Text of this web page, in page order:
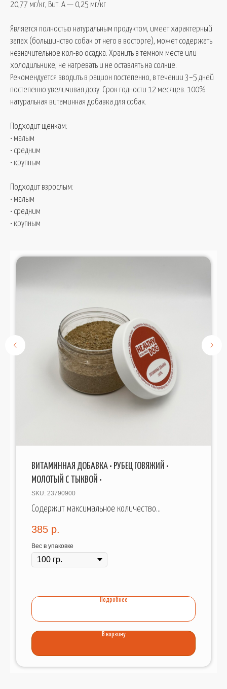
20,77 мг/кг, Вит. А — 0,25 мг/кг
Является полностью натуральным продуктом, имеет характерный
запах (большинство собак от него в восторге), может содержать
незначительное кол-во осадка. Хранить в темном месте или
холодильнике, не нагревать и не оставлять на солнце.
Рекомендуется вводить в рацион постепенно, в течении 3−5 дней
постепенно увеличивая дозу. Срок годности 12 месяцев. 100%
натуральная витаминная добавка для собак.
Подходит щенкам:
• малым
• средним
• крупным
Подходит взрослым:
• малым
• средним
• крупным
ВИТАМИННАЯ ДОБАВКА • РУБЕЦ ГОВЯЖИЙ •
МОЛОТЫЙ С ТЫКВОЙ •
SKU: 23790900
Содержит максимальное количество
микроэлементов.
385 р.
Вес в упаковке
Подробнее
В корзину